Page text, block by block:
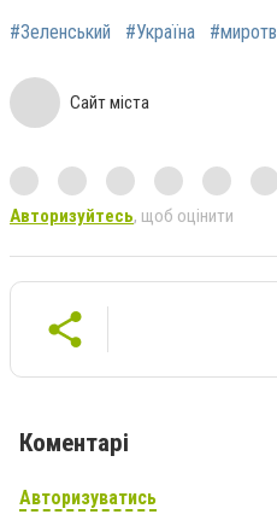
#Зеленський #Україна
Сайт міста
Авторизуйтесь, щоб оцінити
Коментарі
Авторизуватись